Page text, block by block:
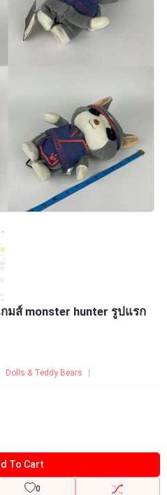
มส์ monster hunter รูปแรก
Dolls & Teddy Bears
To Cart
0